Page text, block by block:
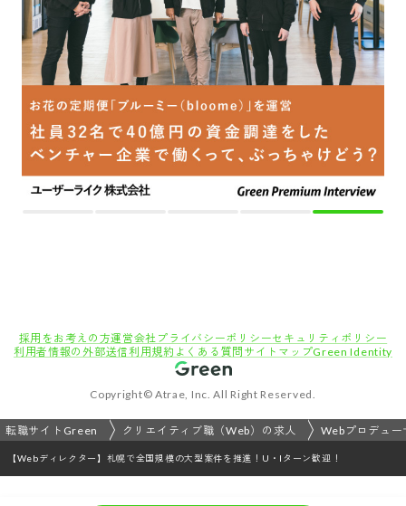
採用をお考えの方運営会社 プライバシーポリシーセキュリティポリシー
利用者情報の外部送信利用規約 よくある質問 サイトマップGreen Identity
Copyright© Atrae, Inc. All Right Reserved.
転職サイトGreen クリエイティブ職（Web）の求人 Webプロデュ
【Webディレクター】札幌で全国規模の大型案件を推進！U・Iターン歓迎！